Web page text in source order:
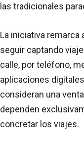
las tradicionales
La iniciativa remarca
seguir captando
calle, por teléfono,
aplicaciones
consideran una
dependen
concretar los viajes.